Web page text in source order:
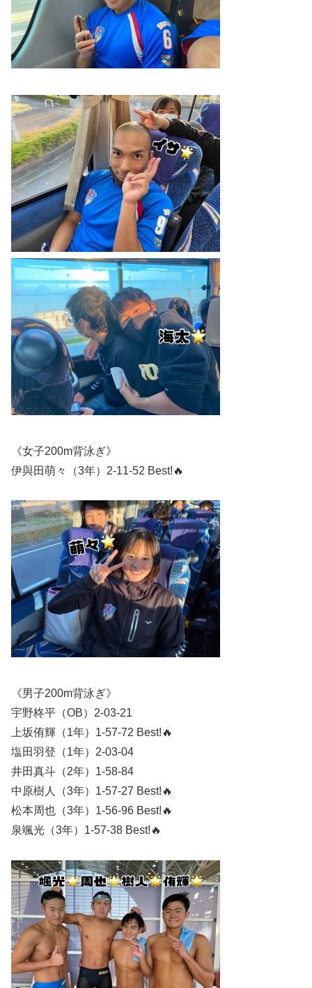
《女子200m背泳ぎ》
伊與田萌々（3年）2-11-52 Best!🔥
《男子200m背泳ぎ》
宇野柊平（OB）2-03-21
上坂侑輝（1年）1-57-72 Best!🔥
塩田羽登（1年）2-03-04
井田真斗（2年）1-58-84
中原樹人（3年）1-57-27 Best!🔥
松本周也（3年）1-56-96 Best!🔥
泉颯光（3年）1-57-38 Best!🔥